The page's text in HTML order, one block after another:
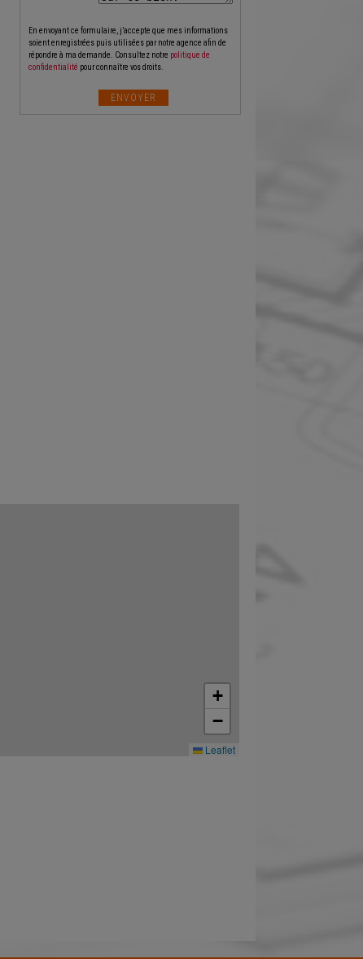
En envoyant ce formulaire, j’accepte que mes informations
soient enregistrées puis utilisées par notre agence afin de
répondre à ma demande. Consultez notre politique de
confidentialité pour connaître vos droits.
+
−
Leaflet